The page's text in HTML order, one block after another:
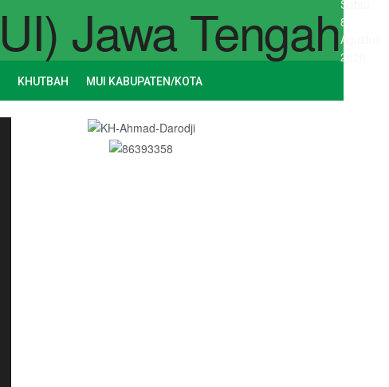
Sabtu,
8
Agustus
2026
KHUTBAH MUI KABUPATEN/KOTA